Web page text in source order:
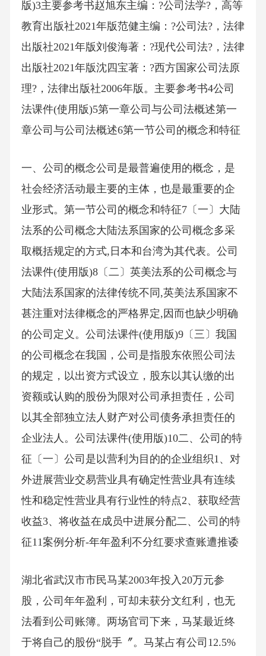
版)3主要参考书赵旭东主编：?公司法学?，高等
教育出版社2021年版范健主编：?公司法?，法律
出版社2021年版刘俊海著：?现代公司法?，法律
出版社2021年版沈四宝著：?西方国家公司法原
理?，法律出版社2006年版。主要参考书4公司
法课件(使用版)5第一章公司与公司法概述第一
章公司与公司法概述6第一节公司的概念和特征
一、公司的概念公司是最普遍使用的概念，是
社会经济活动最主要的主体，也是最重要的企
业形式。第一节公司的概念和特征7〔一〕大陆
法系的公司概念大陆法系国家的公司概念多采
取概括规定的方式,日本和台湾为其代表。公司
法课件(使用版)8〔二〕英美法系的公司概念与
大陆法系国家的法律传统不同,英美法系国家不
甚注重对法律概念的严格界定,因而也缺少明确
的公司定义。公司法课件(使用版)9〔三〕我国
的公司概念在我国，公司是指股东依照公司法
的规定，以出资方式设立，股东以其认缴的出
资额或认购的股份为限对公司承担责任，公司
以其全部独立法人财产对公司债务承担责任的
企业法人。公司法课件(使用版)10二、公司的特
征〔一〕公司是以营利为目的的企业组织1、对
外进展营业交易营业具有确定性营业具有连续
性和稳定性营业具有行业性的特点2、获取经营
收益3、将收益在成员中进展分配二、公司的特
征11案例分析-年年盈利不分红要求查账遭推诿
湖北省武汉市市民马某2003年投入20万元参
股，公司年年盈利，可却未获分文红利，也无
法看到公司账簿。两场官司下来，马某最近终
于将自己的股份“脱手〞。马某占有公司12.5%